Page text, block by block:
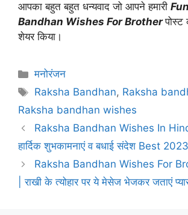
आपका बहुत बहुत धन्यवाद जो आपने हमारी
Bandhan Wishes For Brother पोस्ट
शेयर किया ।
Categories
मनोरंजन
Tags
Raksha Bandhan, Raksha
Raksha bandhan wishes
Raksha Bandhan Wishes In
हार्दिक शुभकामनाएं व बधाई संदेश Best 2023
Raksha Bandhan Wishes For
| राखी के त्योहार पर ये मेसेज भेजकर जताएं